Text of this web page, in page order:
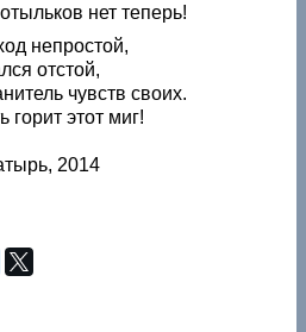
нет теперь!
непростой,
отстой,
чувств своих.
горит этот миг!
2014